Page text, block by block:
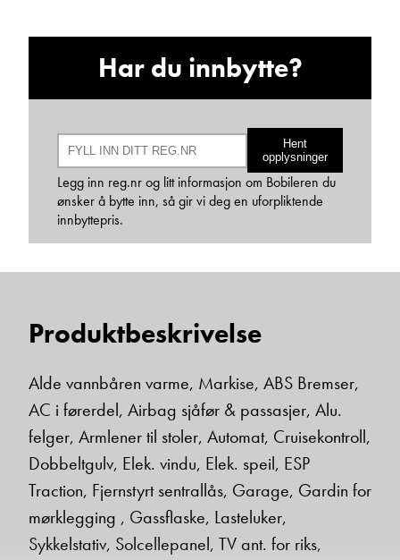
Janne Solberg Holthe
May-Liz Bringedal
Butikkselger
Vis telefon
Har du innbytte?
Hent
opplysninger
Legg inn reg.nr og litt informasjon om Bobileren du
ønsker å bytte inn, så gir vi deg en uforpliktende
innbyttepris.
Produktbeskrivelse
Alde vannbåren varme, Markise, ABS Bremser,
AC i førerdel, Airbag sjåfør & passasjer, Alu.
felger, Armlener til stoler, Automat, Cruisekontroll,
Dobbeltgulv, Elek. vindu, Elek. speil, ESP
Traction, Fjernstyrt sentrallås, Garage, Gardin for
mørklegging , Gassflaske, Lasteluker,
Sykkelstativ, Solcellepanel, TV ant. for riks,